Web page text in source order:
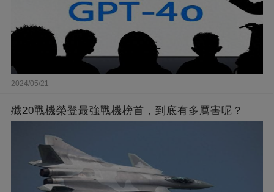
2024/05/21
殲20戰機榮登最強戰機榜首，到底有多厲害呢？